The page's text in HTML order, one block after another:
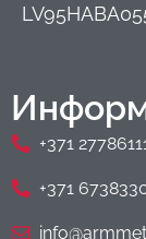
+371
+371